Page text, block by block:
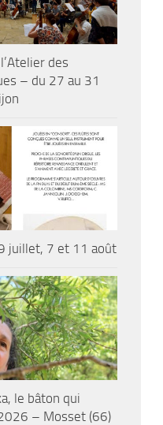
des
– du 27 au 31
juillet, 7 et 11 août
le bâton qui
– Mosset (66)